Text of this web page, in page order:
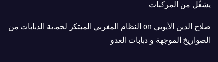
يشغّل من المركبات
صلاح الدين الأيوبي
النظام المغربي المبتكر لحماية الدبابات من
الصواريخ الموجهة و دبابات العدو